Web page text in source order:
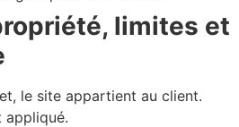
limites et
le site appartient au client.
appliqué.